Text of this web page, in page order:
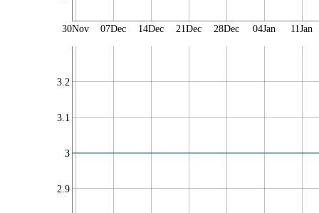
30Nov 07Dec 14Dec 21Dec 28Dec 04Jan 11Jan
2.9
3
3.1
3.2